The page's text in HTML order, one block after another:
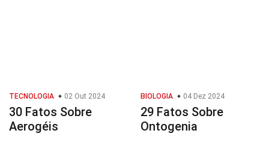
TECNOLOGIA 02 Out 2024
30 Fatos Sobre
Aerogéis
BIOLOGIA 04 Dez 2024
29 Fatos Sobre
Ontogenia